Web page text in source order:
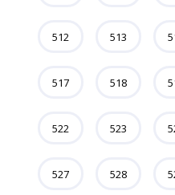
512 513
517 518
522 523
527 528